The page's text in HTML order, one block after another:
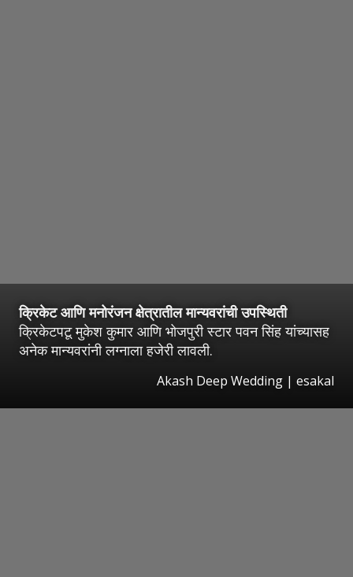
क्रिकेट आणि मनोरंजन क्षेत्रातील मान्यवरांची उपस्थिती
क्रिकेटपटू मुकेश कुमार आणि भोजपुरी स्टार पवन सिंह यांच्यासह
अनेक मान्यवरांनी लग्नाला हजेरी लावली.
Akash Deep Wedding | esakal